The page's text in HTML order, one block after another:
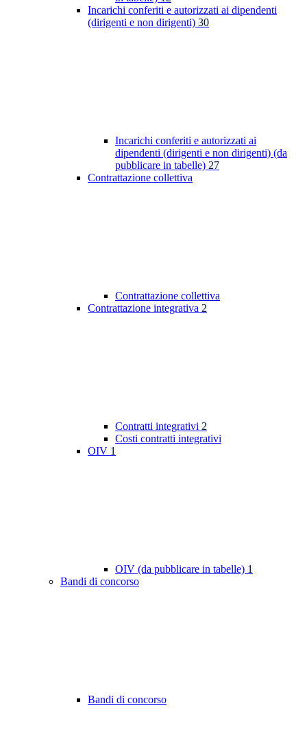
Incarichi conferiti e autorizzati ai dipendenti
(dirigenti e non dirigenti) 30
Incarichi conferiti e autorizzati ai
dipendenti (dirigenti e non dirigenti) (da
pubblicare in tabelle) 27
Contrattazione collettiva
Contrattazione collettiva
Contrattazione integrativa 2
Contratti integrativi 2
Costi contratti integrativi
OIV 1
OIV (da pubblicare in tabelle) 1
Bandi di concorso
Bandi di concorso